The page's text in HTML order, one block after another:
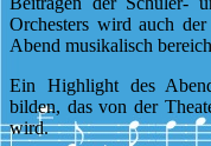
Orchesters wird auch
Abend musikalisch
Ein Highlight des
bilden, das von der
wird.